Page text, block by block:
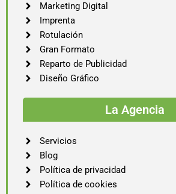
Marketing Digital
Imprenta
Rotulación
Gran Formato
Reparto de Publicidad
Diseño Gráfico
La Agencia
Servicios
Blog
Política de privacidad
Política de cookies